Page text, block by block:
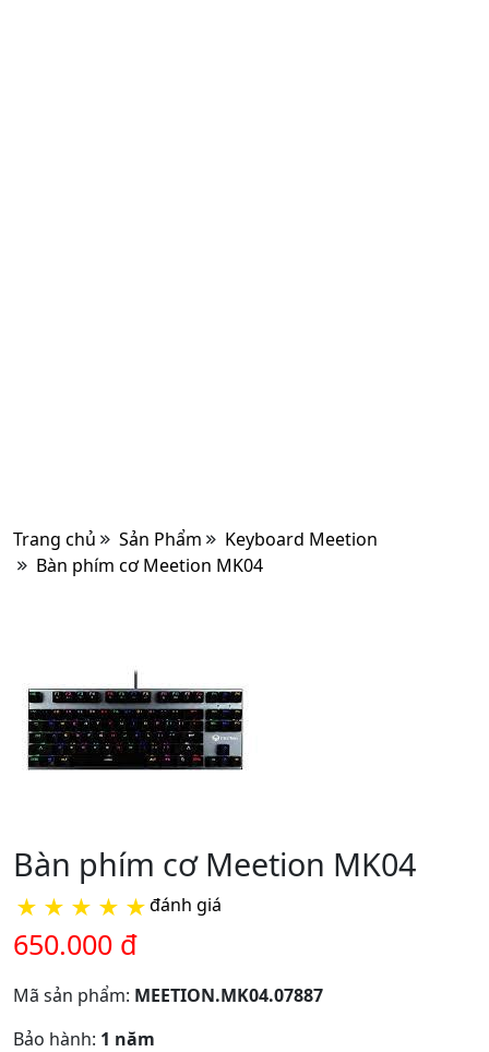
Trang chủ Sản Phẩm
Keyboard Meetion
Bàn phím cơ Meetion MK04
Bàn phím cơ Meetion MK04
★ ★ ★ ★ ★đánh giá
650.000 đ
Mã sản phẩm: MEETION.MK04.07887
Bảo hành: 1 năm